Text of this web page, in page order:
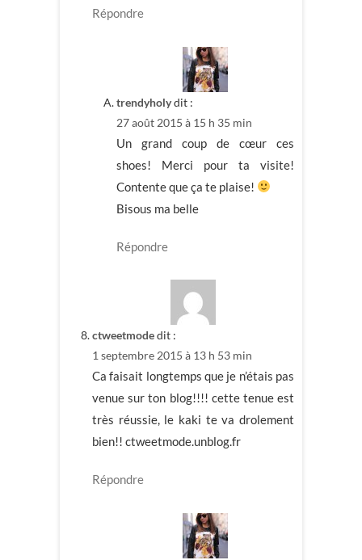
Répondre
trendyholydit :
27 août 2015 à 15 h 35 min
Un grand coup de cœur ces
shoes! Merci pour ta visite!
Contente que ça te plaise!
Bisous ma belle
Répondre
ctweetmodedit :
1 septembre 2015 à 13 h 53 min
Ca faisait longtemps que je n’étais pas
venue sur ton blog!!!! cette tenue est
très réussie, le kaki te va drolement
bien!! ctweetmode.unblog.fr
Répondre